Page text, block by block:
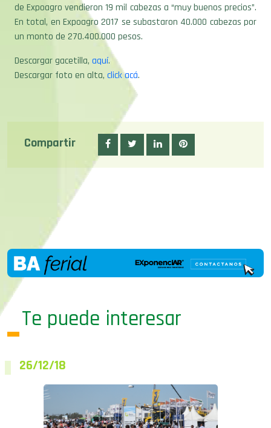
de Expoagro vendieron 19 mil cabezas a “muy buenos precios”.
En total, en Expoagro 2017 se subastaron 40.000 cabezas por
un monto de 270.400.000 pesos.
Descargar gacetilla, aquí.
Descargar foto en alta, click acá.
Compartir
Te puede interesar
26/12/18